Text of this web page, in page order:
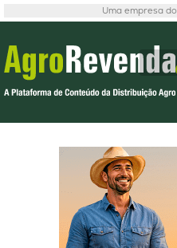
Uma empresa do